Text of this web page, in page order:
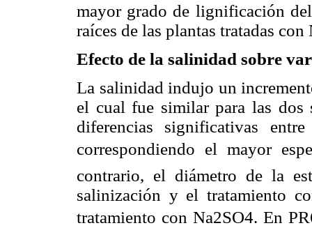
mayor grado de lignificación
raíces de las plantas tratadas con
Efecto de la salinidad sobre
La salinidad indujo un
el cual fue similar para las dos
diferencias significativas
correspondiendo el mayor
contrario, el diámetro de la
salinización y el tratamiento
tratamiento con Na2SO4. En